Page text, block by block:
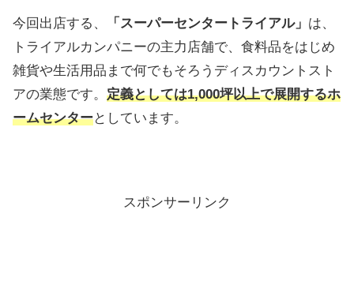
今回出店する、 「スーパーセンタートライアル」 は、
トライアルカンパニーの主力店舗で、食料品をはじめ
雑貨や生活用品まで何でもそろうディスカウントスト
アの業態です。 定義としては1,000坪以上で展開するホ
ームセンターとしています。
スポンサーリンク